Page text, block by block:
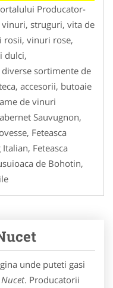
Producator-
struguri, vita de
rosii, vinuri rose,
dulci,
sortimente de
accesorii, butoaie
de vinuri
Sauvugnon,
Feteasca
Feteasca
de Bohotin,
unde puteti gasi
. Producatorii